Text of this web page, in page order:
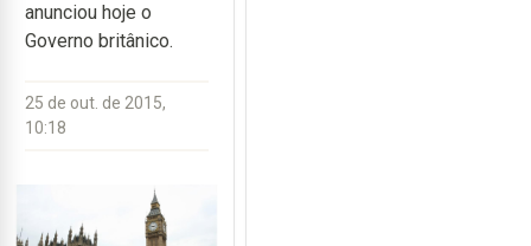
anunciou hoje o
Governo britânico.
25 de out. de 2015,
10:18